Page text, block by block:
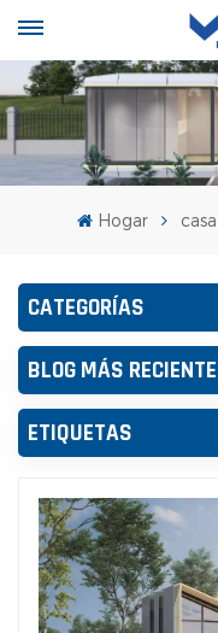
Hogar
CATEGORÍAS
BLOG MÁS RECIENTE
ETIQUETAS